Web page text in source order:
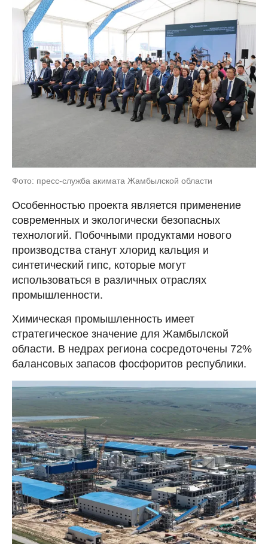
Фото: пресс-служба акимата Жамбылской области
Особенностью проекта является применение
современных и экологически безопасных
технологий. Побочными продуктами нового
производства станут хлорид кальция и
синтетический гипс, которые могут
использоваться в различных отраслях
промышленности.
Химическая промышленность имеет
стратегическое значение для Жамбылской
области. В недрах региона сосредоточены 72%
балансовых запасов фосфоритов республики.